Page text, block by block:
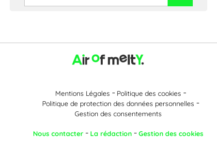
Mentions Légales
Politique des cookies
Politique de protection des données personnelles
Gestion des consentements
Nous contacter La rédaction Gestion des cookies